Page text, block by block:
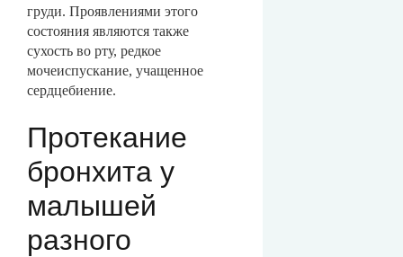
груди. Проявлениями этого
состояния являются также
сухость во рту, редкое
мочеиспускание, учащенное
сердцебиение.
Протекание
бронхита у
малышей
разного